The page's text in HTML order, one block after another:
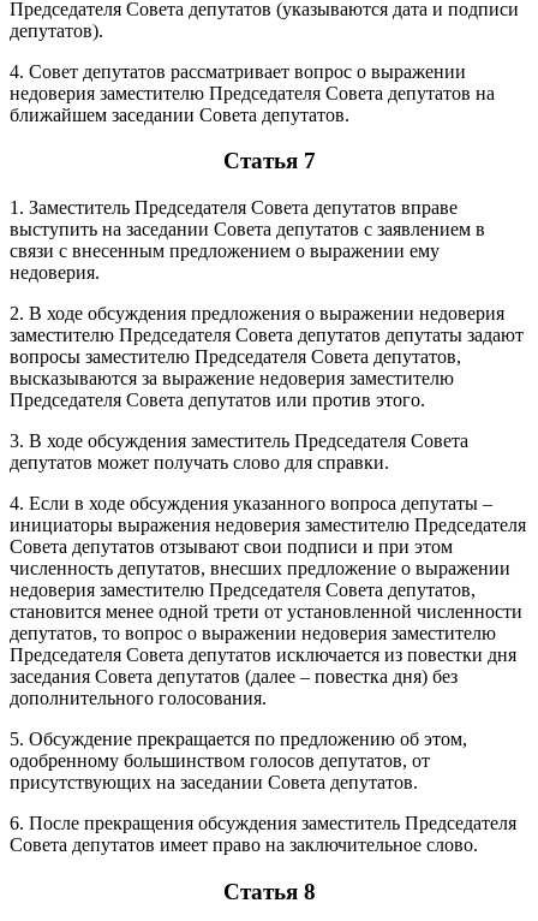
Председателя Совета депутатов (указываются дата и подписи
депутатов).
4. Совет депутатов рассматривает вопрос о выражении
недоверия заместителю Председателя Совета депутатов на
ближайшем заседании Совета депутатов.
Статья 7
1. Заместитель Председателя Совета депутатов вправе
выступить на заседании Совета депутатов с заявлением в
связи с внесенным предложением о выражении ему
недоверия.
2. В ходе обсуждения предложения о выражении недоверия
заместителю Председателя Совета депутатов депутаты задают
вопросы заместителю Председателя Совета депутатов,
высказываются за выражение недоверия заместителю
Председателя Совета депутатов или против этого.
3. В ходе обсуждения заместитель Председателя Совета
депутатов может получать слово для справки.
4. Если в ходе обсуждения указанного вопроса депутаты –
инициаторы выражения недоверия заместителю Председателя
Совета депутатов отзывают свои подписи и при этом
численность депутатов, внесших предложение о выражении
недоверия заместителю Председателя Совета депутатов,
становится менее одной трети от установленной численности
депутатов, то вопрос о выражении недоверия заместителю
Председателя Совета депутатов исключается из повестки дня
заседания Совета депутатов (далее – повестка дня) без
дополнительного голосования.
5. Обсуждение прекращается по предложению об этом,
одобренному большинством голосов депутатов, от
присутствующих на заседании Совета депутатов.
6. После прекращения обсуждения заместитель Председателя
Совета депутатов имеет право на заключительное слово.
Статья 8